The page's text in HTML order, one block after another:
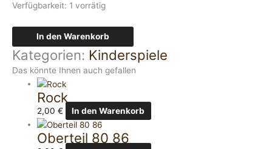
Verfügbarkeit: 1 vorrätig
In den Warenkorb
Kategorien: Kinderspiele
Das könnte Ihnen auch gefallen
Rock
2,00€ In den Warenkorb
Oberteil 80 86